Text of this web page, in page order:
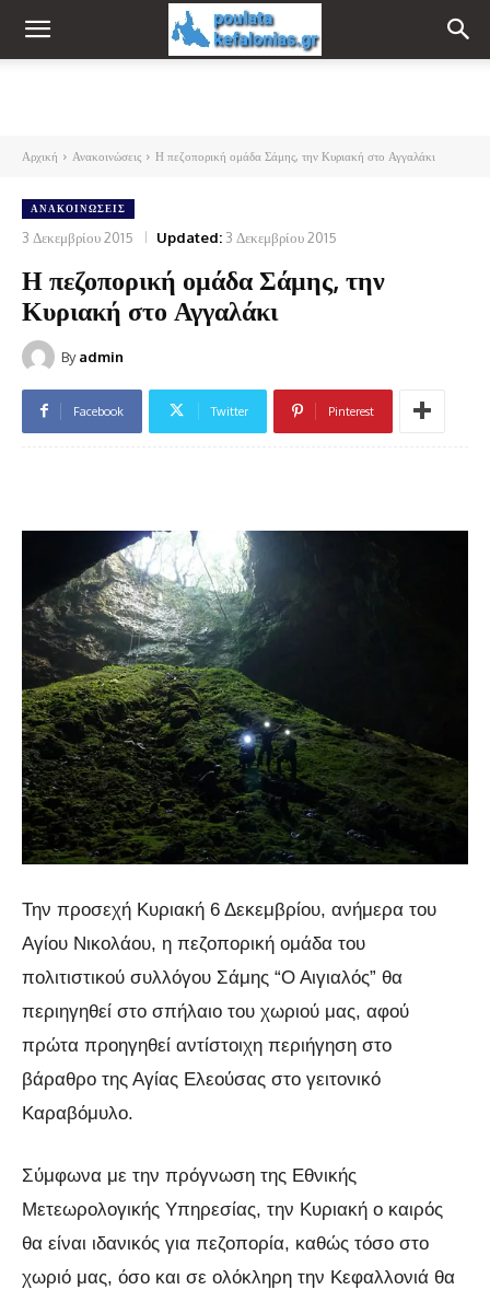
Αρχική Ανακοινώσεις Η πεζοπορική ομάδα Σάμης, την Κυριακή στο Αγγαλάκι
ΑΝΑΚΟΙΝΏΣΕΙΣ
3 Δεκεμβρίου 2015 Updated: 3 Δεκεμβρίου 2015
Η πεζοπορική ομάδα Σάμης, την
Κυριακή στο Αγγαλάκι
By admin
Facebook Twitter Pinterest
Την προσεχή Κυριακή 6 Δεκεμβρίου, ανήμερα του
Αγίου Νικολάου, η πεζοπορική ομάδα του
πολιτιστικού συλλόγου Σάμης “Ο Αιγιαλός” θα
περιηγηθεί στο σπήλαιο του χωριού μας, αφού
πρώτα προηγηθεί αντίστοιχη περιήγηση στο
βάραθρο της Αγίας Ελεούσας στο γειτονικό
Καραβόμυλο.
Σύμφωνα με την πρόγνωση της Εθνικής
Μετεωρολογικής Υπηρεσίας, την Κυριακή ο καιρός
θα είναι ιδανικός για πεζοπορία, καθώς τόσο στο
χωριό μας, όσο και σε ολόκληρη την Κεφαλλονιά θα